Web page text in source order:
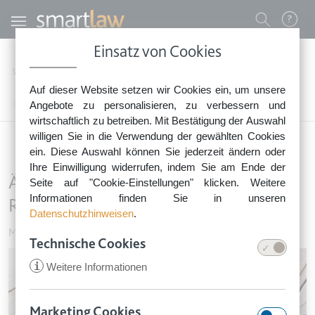
Einsatz von Cookies
Auf dieser Website setzen wir Cookies ein, um unsere
Angebote zu personalisieren, zu verbessern und
wirtschaftlich zu betreiben. Mit Bestätigung der Auswahl
willigen Sie in die Verwendung der gewählten Cookies
ein. Diese Auswahl können Sie jederzeit ändern oder
Ihre Einwilligung widerrufen, indem Sie am Ende der
Seite auf "Cookie-Einstellungen" klicken. Weitere
Informationen finden Sie in unseren
Datenschutzhinweisen.
Technische Cookies
i Weitere Informationen
Direkt zum Inhalt
0800 - 268 4 268 (kostenfrei)
Sie erreichen unser Service-Team:
Montag bis Freitag: 8-18 Uhr
Keine Rechtsberatung.
Benutzermenü
Startseite
Ärger mit dem Handwerker – welche Rechte Ihnen zustehen
Ärger mit dem Handwerker – welche
Rechte Ihnen zustehen
Mieten & Wohnen
Image